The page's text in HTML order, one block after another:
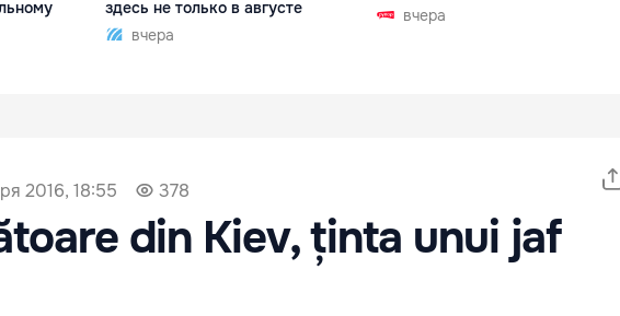
здесь не только в августе
вчера
вчера
2016, 18:55 378
din Kiev, ținta unui jaf